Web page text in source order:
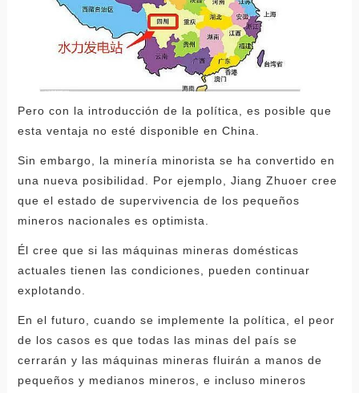
Pero con la introducción de la política, es posible que
esta ventaja no esté disponible en China.
Sin embargo, la minería minorista se ha convertido en
una nueva posibilidad. Por ejemplo, Jiang Zhuoer cree
que el estado de supervivencia de los pequeños
mineros nacionales es optimista.
Él cree que si las máquinas mineras domésticas
actuales tienen las condiciones, pueden continuar
explotando.
En el futuro, cuando se implemente la política, el peor
de los casos es que todas las minas del país se
cerrarán y las máquinas mineras fluirán a manos de
pequeños y medianos mineros, e incluso mineros